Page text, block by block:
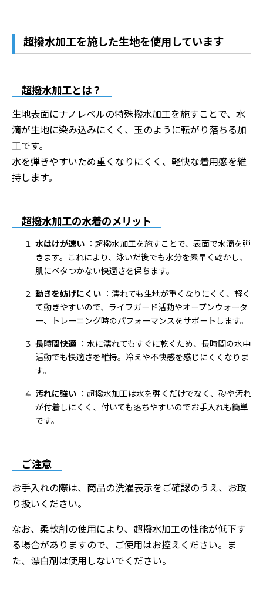
超撥水加工を施した生地を使用しています
超撥水加工とは？
生地表面にナノレベルの特殊撥水加工を施すことで、水
滴が生地に染み込みにくく、玉のように転がり落ちる加
工です。
水を弾きやすいため重くなりにくく、軽快な着用感を維
持します。
超撥水加工の水着のメリット
水はけが速い ：超撥水加工を施すことで、表面で水滴を弾
きます。これにより、泳いだ後でも水分を素早く乾かし、
肌にベタつかない快適さを保ちます。
動きを妨げにくい ：濡れても生地が重くなりにくく、軽く
て動きやすいので、ライフガード活動やオープンウォータ
ー、トレーニング時のパフォーマンスをサポートします。
長時間快適 ：水に濡れてもすぐに乾くため、長時間の水中
活動でも快適さを維持。冷えや不快感を感じにくくなりま
す。
汚れに強い ：超撥水加工は水を弾くだけでなく、砂や汚れ
が付着しにくく、付いても落ちやすいのでお手入れも簡単
です。
ご注意
お手入れの際は、商品の洗濯表示をご確認のうえ、お取
り扱いください。
なお、柔軟剤の使用により、超撥水加工の性能が低下す
る場合がありますので、ご使用はお控えください。ま
た、漂白剤は使用しないでください。